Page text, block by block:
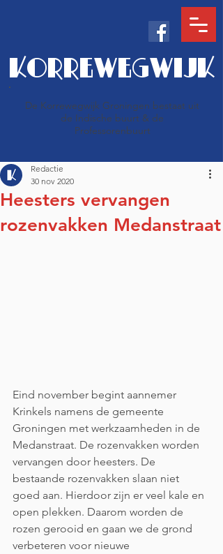
KORREWEGWIJK
De Korrewegwijk Groningen bestaat uit
de Indische buurt & de
Professorenbuurt
Heesters vervangen
rozenvakken Medanstraat
Redactie
30 nov 2020
Eind november begint aannemer
Krinkels namens de gemeente
Groningen met werkzaamheden in de
Medanstraat. De rozenvakken worden
vervangen door heesters. De
bestaande rozenvakken slaan niet
goed aan. Hierdoor zijn er veel kale en
open plekken. Daarom worden de
rozen gerooid en gaan we de grond
verbeteren voor nieuwe